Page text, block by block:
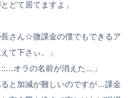
どて居てますよ」
さん☆微課金の僕でもできるア
て下さぃ。」
オラの名前が消えた…」
と加減が難しいのですが…課金